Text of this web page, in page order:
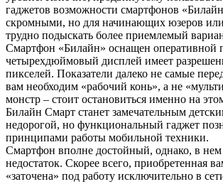
гаджетов возможности смартфонов
скромными, но для начинающих юзеров
трудно подыскать более приемлемый
Смартфон «Билайн» оснащен оперативной
четырехдюймовый дисплей имеет
пикселей. Показатели далеко не самые
вам необходим «рабочий конь», а не
монстр – стоит остановиться именно на
Билайн Смарт станет замечательным
недорогой, но функциональный гаджет
принципами работы мобильной техники.
Смартфон вполне достойный, однако, в нем
недостаток. Скорее всего, приобретенная
«заточена» под работу исключительно в